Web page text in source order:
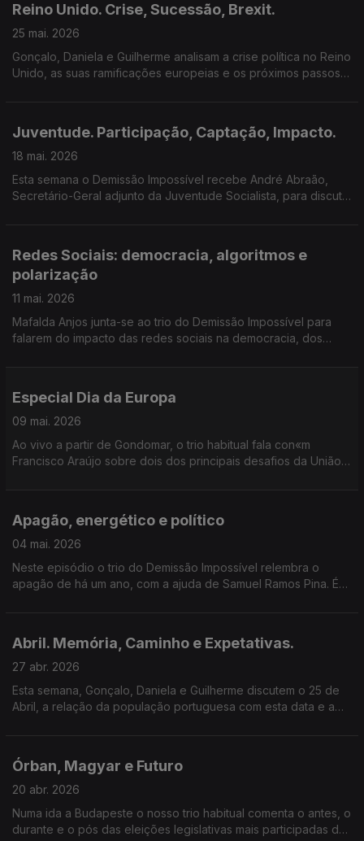
Reino Unido. Crise, Sucessão, Brexit.
25 mai. 2026
Gonçalo, Daniela e Guilherme analisam a crise política no Reino
Unido, as suas ramificações europeias e os próximos passos
Juventude. Participação, Captação, Impacto.
18 mai. 2026
Esta semana o Demissão Impossível recebe André Abraão,
Secretário-Geral adjunto da Juventude Socialista, para discutir
Redes Sociais: democracia, algoritmos e
polarização
11 mai. 2026
Mafalda Anjos junta-se ao trio do Demissão Impossível para
falarem do impacto das redes sociais na democracia, dos
Especial Dia da Europa
09 mai. 2026
Ao vivo a partir de Gondomar, o trio habitual fala con«m
Francisco Araújo sobre dois dos principais desafios da União
Apagão, energético e político
04 mai. 2026
Neste episódio o trio do Demissão Impossível relembra o
apagão de há um ano, com a ajuda de Samuel Ramos Pina. É
Abril. Memória, Caminho e Expetativas.
27 abr. 2026
Esta semana, Gonçalo, Daniela e Guilherme discutem o 25 de
Abril, a relação da população portuguesa com esta data e a
Órban, Magyar e Futuro
20 abr. 2026
Numa ida a Budapeste o nosso trio habitual comenta o antes, o
durante e o pós das eleições legislativas mais participadas de